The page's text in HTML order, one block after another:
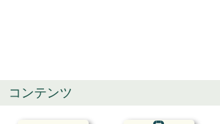
コンテンツ